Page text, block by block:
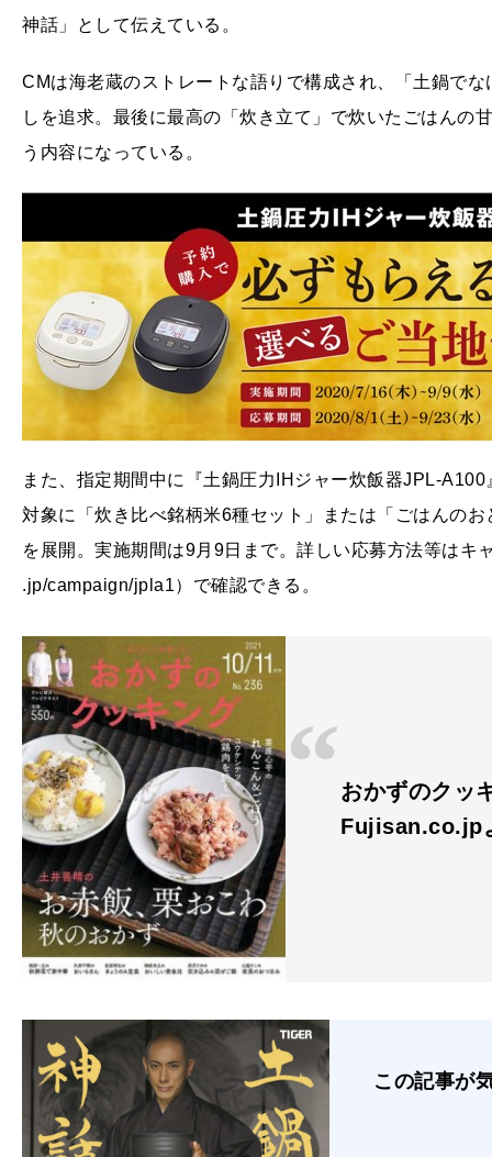
神話」として伝えている。
CMは海老蔵のストレートな語りで構成され、「土鍋で
しを追求。最後に最高の「炊き立て」で炊いたごはんの
う内容になっている。
また、指定期間中に『土鍋圧力IHジャー炊飯器JPL-
対象に「炊き比べ銘柄米6種セット」または「ごはんの
を展開。実施期間は9月9日まで。詳しい応募方法等はキ
.jp/campaign/jpla1）で確認できる。
おかずのクッ
Fujisan.co.jp
この記事が